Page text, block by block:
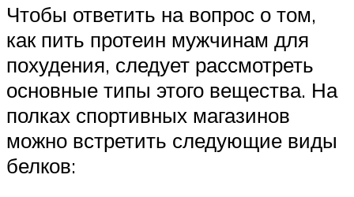
Чтобы ответить на вопрос о том,
как пить протеин мужчинам для
похудения, следует рассмотреть
основные типы этого вещества. На
полках спортивных магазинов
можно встретить следующие виды
белков: